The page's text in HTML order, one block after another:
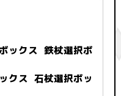
ックス 鉄杖選択ボ
クス 石杖選択ボッ